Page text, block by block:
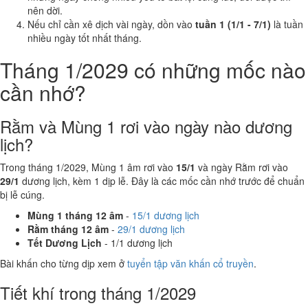
nên dời.
Nếu chỉ cần xê dịch vài ngày, dồn vào tuần 1 (1/1 - 7/1) là tuần
nhiều ngày tốt nhất tháng.
Tháng 1/2029 có những mốc nào
cần nhớ?
Rằm và Mùng 1 rơi vào ngày nào dương
lịch?
Trong tháng 1/2029, Mùng 1 âm rơi vào 15/1 và ngày Rằm rơi vào
29/1 dương lịch, kèm 1 dịp lễ. Đây là các mốc cần nhớ trước để chuẩn
bị lễ cúng.
Mùng 1 tháng 12 âm - 15/1 dương lịch
Rằm tháng 12 âm - 29/1 dương lịch
Tết Dương Lịch - 1/1 dương lịch
Bài khấn cho từng dịp xem ở tuyển tập văn khấn cổ truyền.
Tiết khí trong tháng 1/2029